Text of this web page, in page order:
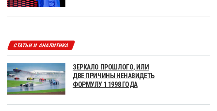
СТАТЬИ И АНАЛИТИКА
ЗЕРКАЛО ПРОШЛОГО, ИЛИ
ДВЕ ПРИЧИНЫ НЕНАВИДЕТЬ
ФОРМУЛУ 1 1998 ГОДА